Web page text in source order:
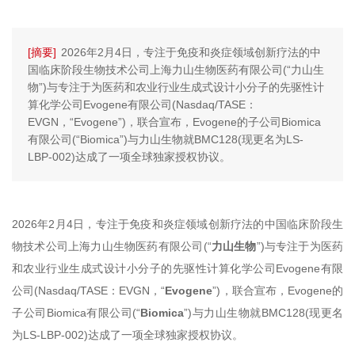
[摘要] 2026年2月4日，专注于免疫和炎症领域创新疗法的中
国临床阶段生物技术公司上海力山生物医药有限公司(“力山生
物”)与专注于为医药和农业行业生成式设计小分子的先驱性计
算化学公司Evogene有限公司(Nasdaq/TASE：
EVGN，“Evogene”)，联合宣布，Evogene的子公司Biomica
有限公司(“Biomica”)与力山生物就BMC128(现更名为LS-
LBP-002)达成了一项全球独家授权协议。
2026年2月4日，专注于免疫和炎症领域创新疗法的中国临床阶段生
物技术公司上海力山生物医药有限公司(“力山生物”)与专注于为医药
和农业行业生成式设计小分子的先驱性计算化学公司Evogene有限
公司(Nasdaq/TASE：EVGN，“Evogene”)，联合宣布，Evogene的
子公司Biomica有限公司(“Biomica”)与力山生物就BMC128(现更名
为LS-LBP-002)达成了一项全球独家授权协议。